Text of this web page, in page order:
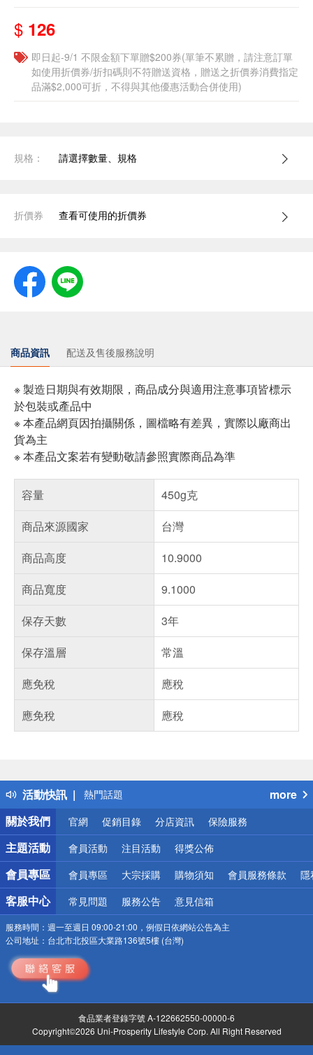
$ 126
即日起-9/1 不限金額下單贈$200券(單筆不累贈，請注意訂單
如使用折價券/折扣碼則不符贈送資格，贈送之折價券消費指定
品滿$2,000可折，不得與其他優惠活動合併使用)
規格： 請選擇數量、規格
折價券 查看可使用的折價券
商品資訊 配送及售後服務說明
※ 製造日期與有效期限，商品成分與適用注意事項皆標示
於包裝或產品中
※ 本產品網頁因拍攝關係，圖檔略有差異，實際以廠商出
貨為主
※ 本產品文案若有變動敬請參照實際商品為準
容量
450g克
商品來源國家
台灣
商品高度
10.9000
商品寬度
9.1000
保存天數
3年
保存溫層
常溫
應免稅
應稅
應免稅
應稅
活動快訊
得獎公告
熱門話題
銀行優惠
偏遠地區配送
詐騙網頁！請小心！
more
關於我們
官網 促銷目錄 分店資訊 保險服務
主題活動 會員活動 注目活動 得獎公佈
會員專區 會員專區 大宗採購 購物須知 會員服務條款 隱
客服中心 常見問題 服務公告 意見信箱
服務時間： 週一至週日 09:00-21:00，例假日依網站公告為主
公司地址： 台北市北投區大業路136號5樓 (台灣)
食品業者登錄字號 A-122662550-00000-6
Copyright©2026 Uni-Prosperity Lifestyle Corp. All Right Reserved